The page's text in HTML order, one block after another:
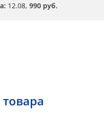
12.08, 990 руб.